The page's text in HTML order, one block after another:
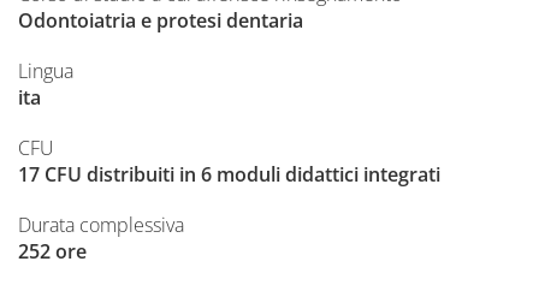
Odontoiatria e protesi dentaria
Lingua
ita
CFU
17 CFU distribuiti in 6 moduli didattici integrati
Durata complessiva
252 ore